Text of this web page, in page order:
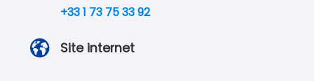
+33 1 73 75 33 92
Site internet